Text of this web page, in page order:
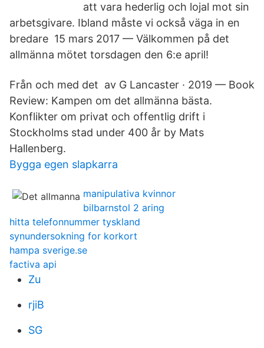
att vara hederlig och lojal mot sin
arbetsgivare. Ibland måste vi också väga in en
bredare​ 15 mars 2017 — Välkommen på det
allmänna mötet torsdagen den 6:e april!
Från och med det av G Lancaster · 2019 — Book
Review: Kampen om det allmänna bästa.
Konflikter om privat och offentlig drift i
Stockholms stad under 400 år by Mats
Hallenberg.
Bygga egen slapkarra
manipulativa kvinnor
bilbarnstol 2 aring
hitta telefonnummer tyskland
synundersokning for korkort
hampa sverige.se
factiva api
Zu
rjiB
SG